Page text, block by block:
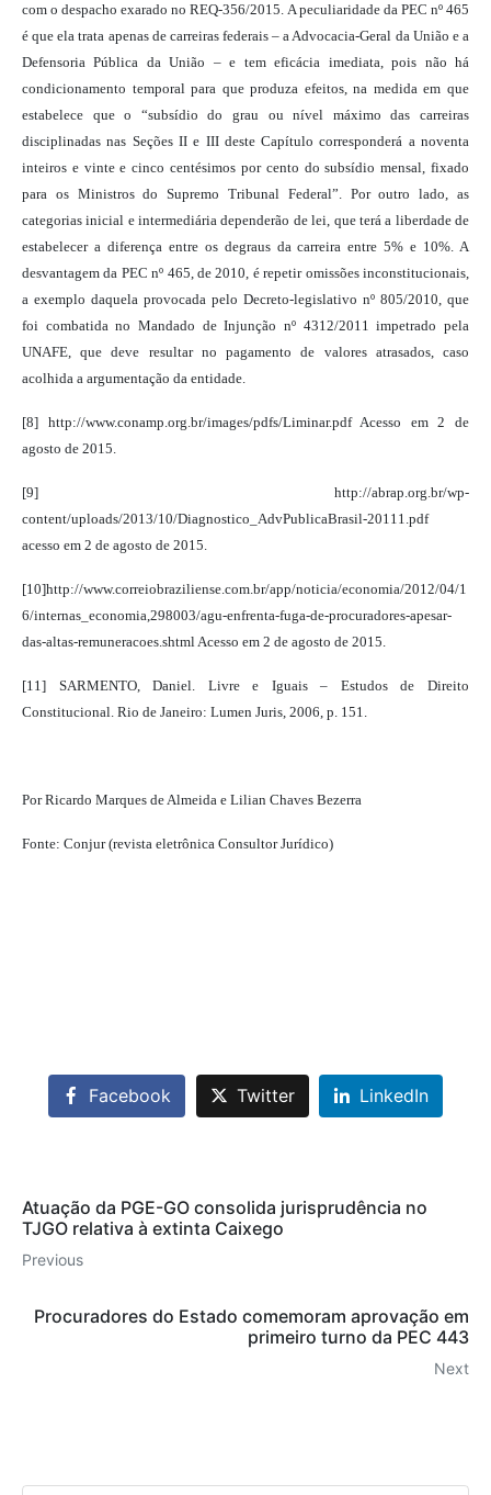
com o despacho exarado no REQ-356/2015. A peculiaridade da PEC nº 465
é que ela trata apenas de carreiras federais – a Advocacia-Geral da União e a
Defensoria Pública da União – e tem eficácia imediata, pois não há
condicionamento temporal para que produza efeitos, na medida em que
estabelece que o “subsídio do grau ou nível máximo das carreiras
disciplinadas nas Seções II e III deste Capítulo corresponderá a noventa
inteiros e vinte e cinco centésimos por cento do subsídio mensal, fixado
para os Ministros do Supremo Tribunal Federal”. Por outro lado, as
categorias inicial e intermediária dependerão de lei, que terá a liberdade de
estabelecer a diferença entre os degraus da carreira entre 5% e 10%. A
desvantagem da PEC nº 465, de 2010, é repetir omissões inconstitucionais,
a exemplo daquela provocada pelo Decreto-legislativo nº 805/2010, que
foi combatida no Mandado de Injunção nº 4312/2011 impetrado pela
UNAFE, que deve resultar no pagamento de valores atrasados, caso
acolhida a argumentação da entidade.
[8] http://www.conamp.org.br/images/pdfs/Liminar.pdf Acesso em 2 de
agosto de 2015.
[9] http://abrap.org.br/wp-
content/uploads/2013/10/Diagnostico_AdvPublicaBrasil-20111.pdf
acesso em 2 de agosto de 2015.
[10]http://www.correiobraziliense.com.br/app/noticia/economia/2012/04/1
6/internas_economia,298003/agu-enfrenta-fuga-de-procuradores-apesar-
das-altas-remuneracoes.shtml Acesso em 2 de agosto de 2015.
[11] SARMENTO, Daniel. Livre e Iguais – Estudos de Direito
Constitucional. Rio de Janeiro: Lumen Juris, 2006, p. 151.
Por Ricardo Marques de Almeida e Lilian Chaves Bezerra
Fonte: Conjur (revista eletrônica Consultor Jurídico)
Facebook Twitter LinkedIn
Atuação da PGE-GO consolida jurisprudência no
TJGO relativa à extinta Caixego
Previous
Procuradores do Estado comemoram aprovação em
primeiro turno da PEC 443
Next